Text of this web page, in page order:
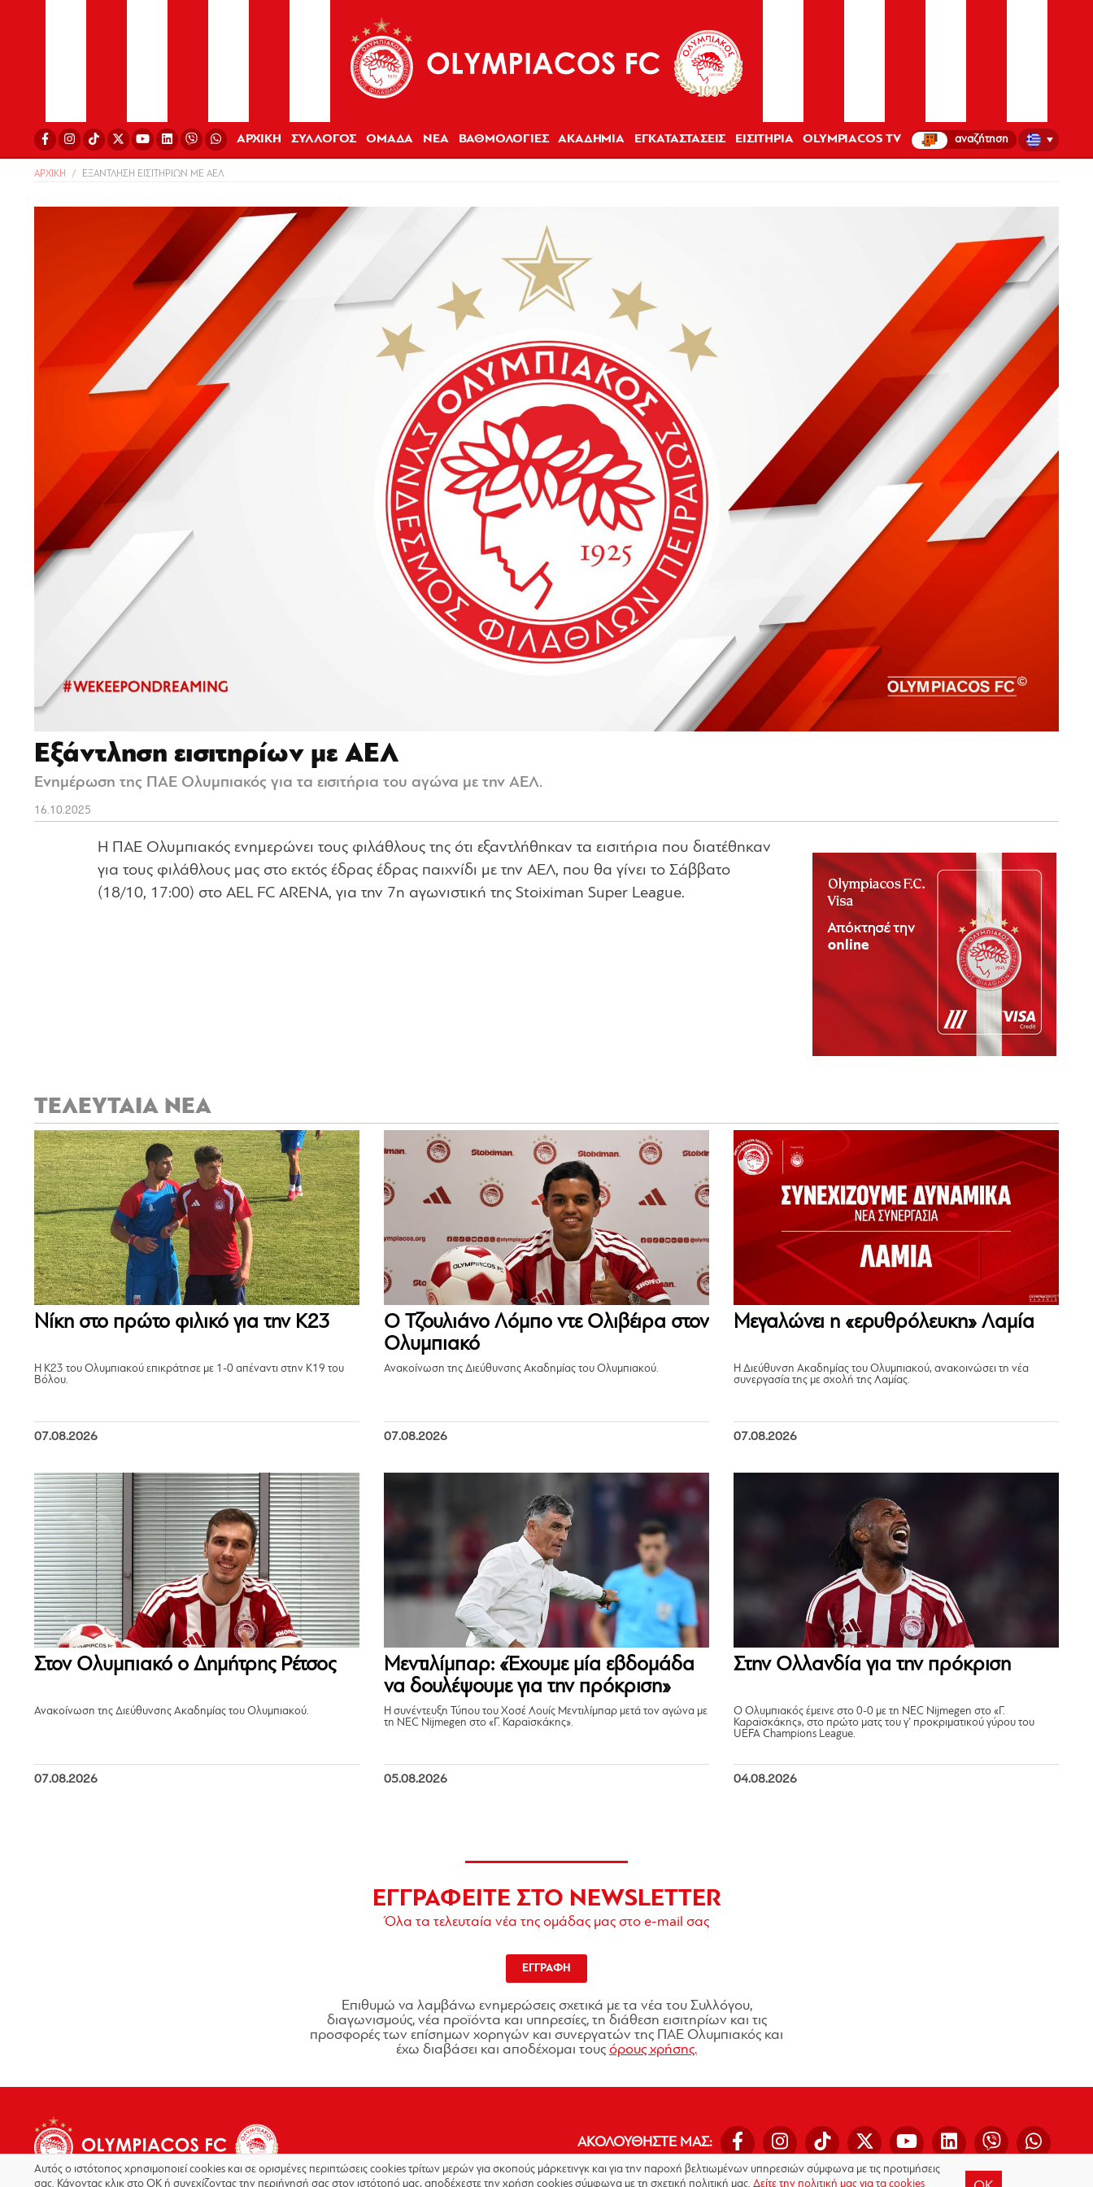
ΑΡΧΙΚΗ ΣΥΛΛΟΓΟΣ ΟΜΑΔΑ ΝΕΑ ΒΑΘΜΟΛΟΓΙΕΣ ΑΚΑΔΗΜΙΑ ΕΓΚΑΤΑΣΤΑΣΕΙΣ ΕΙΣΙΤΗΡΙΑ OLYMPIACOS TV
ΑΡΧΙΚΗ ΕΞΑΝΤΛΗΣΗ ΕΙΣΙΤΗΡΙΩΝ ΜΕ ΑΕΛ
Εξάντληση εισιτηρίων με ΑΕΛ
Ενημέρωση της ΠΑΕ Ολυμπιακός για τα εισιτήρια του αγώνα με την ΑΕΛ.
16.10.2025
Η ΠΑΕ Ολυμπιακός ενημερώνει τους φιλάθλους της ότι εξαντλήθηκαν τα εισιτήρια που διατέθηκαν
για τους φιλάθλους μας στο εκτός έδρας έδρας παιχνίδι με την ΑΕΛ, που θα γίνει το Σάββατο
(18/10, 17:00) στο AEL FC ARENA, για την 7η αγωνιστική της Stoiximan Super League.
ΤΕΛΕΥΤΑΙΑ ΝΕΑ
Νίκη στο πρώτο φιλικό για την Κ23
Η Κ23 του Ολυμπιακού επικράτησε με 1-0 απέναντι στην Κ19 του
Βόλου.
07.08.2026
Ο Τζουλιάνο Λόμπο ντε Ολιβέιρα στον
Ολυμπιακό
Ανακοίνωση της Διεύθυνσης Ακαδημίας του Ολυμπιακού.
07.08.2026
Μεγαλώνει η «ερυθρόλευκη» Λαμία
Η Διεύθυνση Ακαδημίας του Ολυμπιακού, ανακοινώσει τη νέα
συνεργασία της με σχολή της Λαμίας.
07.08.2026
Στον Ολυμπιακό ο Δημήτρης Ρέτσος
Ανακοίνωση της Διεύθυνσης Ακαδημίας του Ολυμπιακού.
07.08.2026
Μεντιλίμπαρ: «Έχουμε μία εβδομάδα
να δουλέψουμε για την πρόκριση»
Η συνέντευξη Τύπου του Χοσέ Λουίς Μεντιλίμπαρ μετά τον αγώνα με
τη NEC Nijmegen στο «Γ. Καραϊσκάκης».
05.08.2026
Στην Ολλανδία για την πρόκριση
Ο Ολυμπιακός έμεινε στο 0-0 με τη NEC Nijmegen στο «Γ.
Καραϊσκάκης», στο πρώτο ματς του γ’ προκριματικού γύρου του
UEFA Champions League.
04.08.2026
ΕΓΓΡΑΦΕΙΤΕ ΣΤΟ NEWSLETTER
Όλα τα τελευταία νέα της ομάδας μας στο e-mail σας
ΕΓΓΡΑΦΗ
Επιθυμώ να λαμβάνω ενημερώσεις σχετικά με τα νέα του Συλλόγου,
διαγωνισμούς, νέα προϊόντα και υπηρεσίες, τη διάθεση εισιτηρίων και τις
προσφορές των επίσημων χορηγών και συνεργατών της ΠΑΕ Ολυμπιακός και
έχω διαβάσει και αποδέχομαι τους όρους χρήσης.
ΑΚΟΛΟΥΘΗΣΤΕ ΜΑΣ:
Αυτός ο ιστότοπος χρησιμοποιεί cookies και σε ορισμένες περιπτώσεις cookies τρίτων μερών για σκοπούς μάρκετινγκ και για την παροχή βελτιωμένων υπηρεσιών σύμφωνα με τις προτιμήσεις
σας. Κάνοντας κλικ στο OK ή συνεχίζοντας την περιήγησή σας στον ιστότοπό μας, αποδέχεστε την χρήση cookies σύμφωνα με τη σχετική πολιτική μας. Δείτε την πολιτική μας για τα cookies